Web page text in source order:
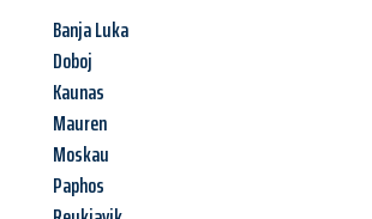
Banja Luka
Doboj
Kaunas
Mauren
Moskau
Paphos